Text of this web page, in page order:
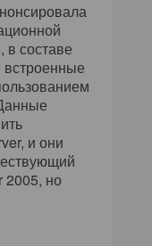
составе
встроенные
и они
2005, но